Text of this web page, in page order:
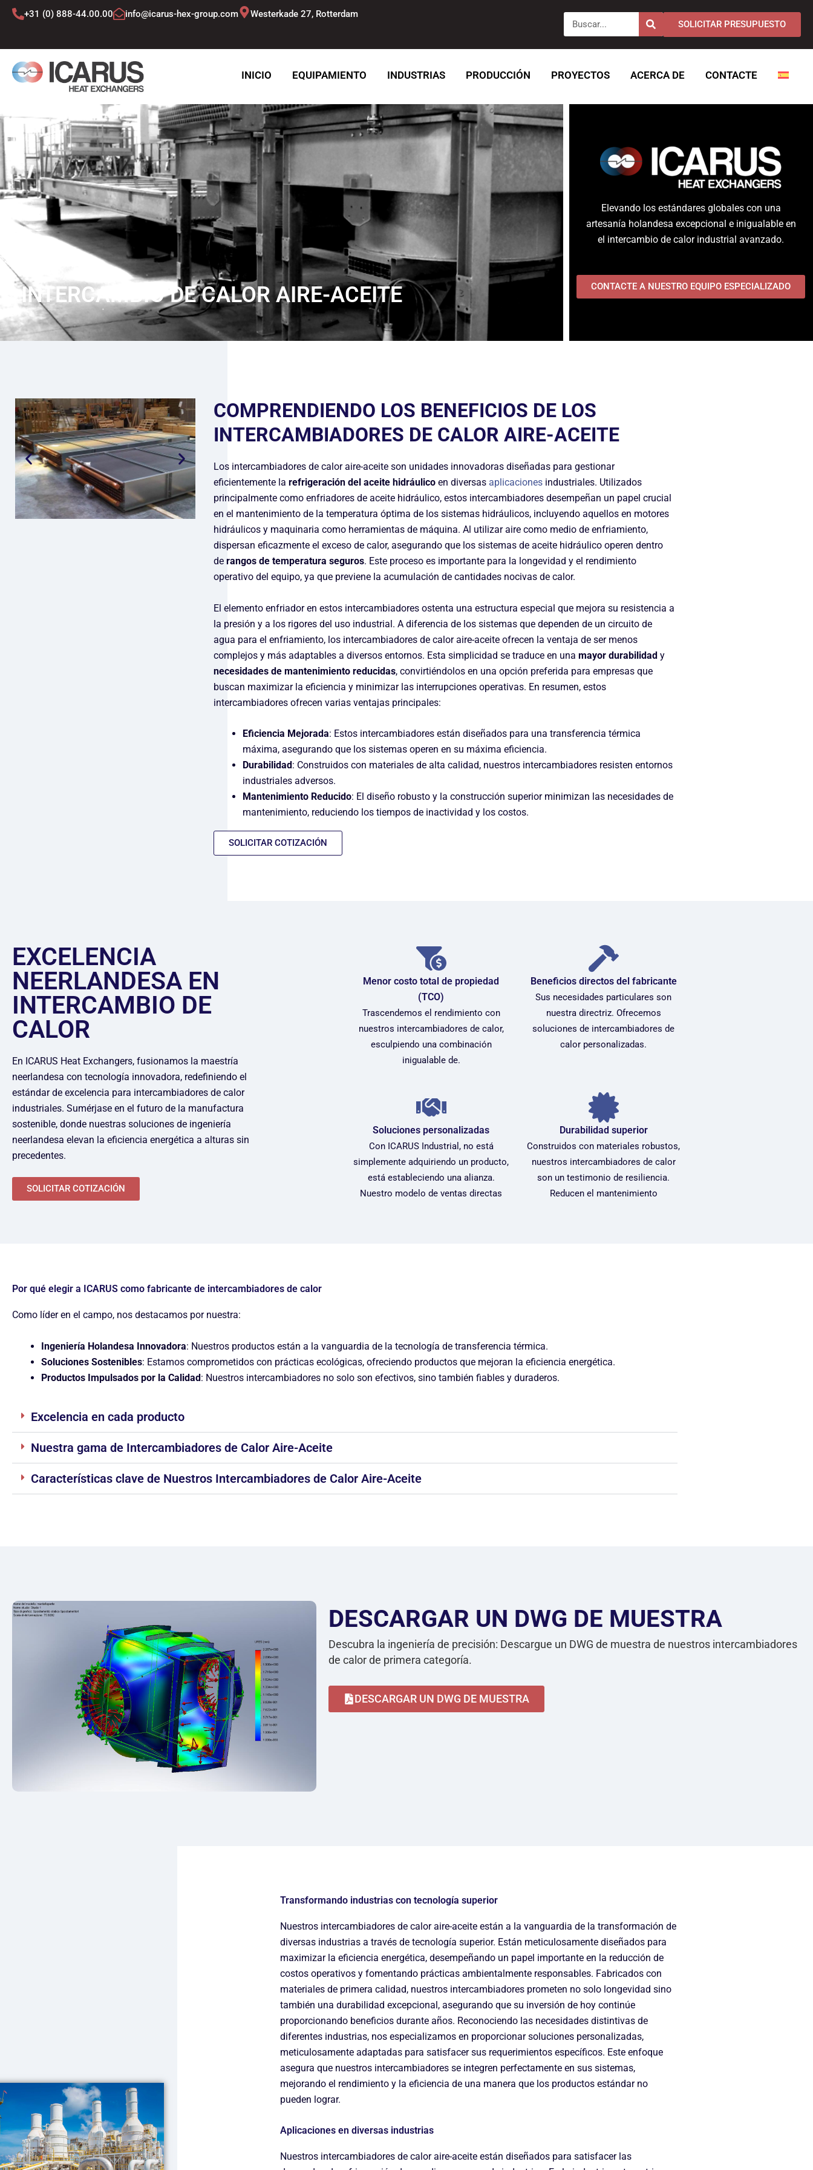
+31 (0) 888-44.00.00 info@icarus-hex-group.com Westerkade 27, Rotterdam Buscar SOLICITAR PRESUPUESTO
INICIO EQUIPAMIENTO INDUSTRIAS PRODUCCIÓN PROYECTOS ACERCA DE CONTACTE
INTERCAMBIO DE CALOR AIRE-ACEITE
Elevando los estándares globales con una
artesanía holandesa excepcional e inigualable en
el intercambio de calor industrial avanzado.
CONTACTE A NUESTRO EQUIPO ESPECIALIZADO
COMPRENDIENDO LOS BENEFICIOS DE LOS
INTERCAMBIADORES DE CALOR AIRE-ACEITE
Los intercambiadores de calor aire-aceite son unidades innovadoras diseñadas para gestionar
eficientemente la refrigeración del aceite hidráulico en diversas aplicaciones industriales. Utilizados
principalmente como enfriadores de aceite hidráulico, estos intercambiadores desempeñan un papel crucial
en el mantenimiento de la temperatura óptima de los sistemas hidráulicos, incluyendo aquellos en motores
hidráulicos y maquinaria como herramientas de máquina. Al utilizar aire como medio de enfriamiento,
dispersan eficazmente el exceso de calor, asegurando que los sistemas de aceite hidráulico operen dentro
de rangos de temperatura seguros. Este proceso es importante para la longevidad y el rendimiento
operativo del equipo, ya que previene la acumulación de cantidades nocivas de calor.
El elemento enfriador en estos intercambiadores ostenta una estructura especial que mejora su resistencia a
la presión y a los rigores del uso industrial. A diferencia de los sistemas que dependen de un circuito de
agua para el enfriamiento, los intercambiadores de calor aire-aceite ofrecen la ventaja de ser menos
complejos y más adaptables a diversos entornos. Esta simplicidad se traduce en una mayor durabilidad y
necesidades de mantenimiento reducidas, convirtiéndolos en una opción preferida para empresas que
buscan maximizar la eficiencia y minimizar las interrupciones operativas. En resumen, estos
intercambiadores ofrecen varias ventajas principales:
Eficiencia Mejorada: Estos intercambiadores están diseñados para una transferencia térmica
máxima, asegurando que los sistemas operen en su máxima eficiencia.
Durabilidad : Construidos con materiales de alta calidad, nuestros intercambiadores resisten entornos
industriales adversos.
Mantenimiento Reducido: El diseño robusto y la construcción superior minimizan las necesidades de
mantenimiento, reduciendo los tiempos de inactividad y los costos.
SOLICITAR COTIZACIÓN
EXCELENCIA
NEERLANDESA EN
INTERCAMBIO DE
CALOR
En ICARUS Heat Exchangers, fusionamos la maestría
neerlandesa con tecnología innovadora, redefiniendo el
estándar de excelencia para intercambiadores de calor
industriales. Sumérjase en el futuro de la manufactura
sostenible, donde nuestras soluciones de ingeniería
neerlandesa elevan la eficiencia energética a alturas sin
precedentes.
SOLICITAR COTIZACIÓN
Menor costo total de propiedad
(TCO)
Trascendemos el rendimiento con
nuestros intercambiadores de calor,
esculpiendo una combinación
inigualable de.
Beneficios directos del fabricante
Sus necesidades particulares son
nuestra directriz. Ofrecemos
soluciones de intercambiadores de
calor personalizadas.
Soluciones personalizadas
Con ICARUS Industrial, no está
simplemente adquiriendo un producto,
está estableciendo una alianza.
Nuestro modelo de ventas directas
Durabilidad superior
Construidos con materiales robustos,
nuestros intercambiadores de calor
son un testimonio de resiliencia.
Reducen el mantenimiento
Por qué elegir a ICARUS como fabricante de intercambiadores de calor
Como líder en el campo, nos destacamos por nuestra:
Ingeniería Holandesa Innovadora: Nuestros productos están a la vanguardia de la tecnología de transferencia térmica.
Soluciones Sostenibles: Estamos comprometidos con prácticas ecológicas, ofreciendo productos que mejoran la eficiencia energética.
Productos Impulsados por la Calidad: Nuestros intercambiadores no solo son efectivos, sino también fiables y duraderos.
Excelencia en cada producto
Nuestra gama de Intercambiadores de Calor Aire-Aceite
Características clave de Nuestros Intercambiadores de Calor Aire-Aceite
DESCARGAR UN DWG DE MUESTRA
Descubra la ingeniería de precisión: Descargue un DWG de muestra de nuestros intercambiadores
de calor de primera categoría.
DESCARGAR UN DWG DE MUESTRA
Transformando industrias con tecnología superior
Nuestros intercambiadores de calor aire-aceite están a la vanguardia de la transformación de
diversas industrias a través de tecnología superior. Están meticulosamente diseñados para
maximizar la eficiencia energética, desempeñando un papel importante en la reducción de
costos operativos y fomentando prácticas ambientalmente responsables. Fabricados con
materiales de primera calidad, nuestros intercambiadores prometen no solo longevidad sino
también una durabilidad excepcional, asegurando que su inversión de hoy continúe
proporcionando beneficios durante años. Reconociendo las necesidades distintivas de
diferentes industrias, nos especializamos en proporcionar soluciones personalizadas,
meticulosamente adaptadas para satisfacer sus requerimientos específicos. Este enfoque
asegura que nuestros intercambiadores se integren perfectamente en sus sistemas,
mejorando el rendimiento y la eficiencia de una manera que los productos estándar no
pueden lograr.
Aplicaciones en diversas industrias
Nuestros intercambiadores de calor aire-aceite están diseñados para satisfacer las